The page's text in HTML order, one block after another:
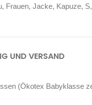
, Frauen, Jacke, Kapuze, S,
UND VERSAND
(Ökotex Babyklasse